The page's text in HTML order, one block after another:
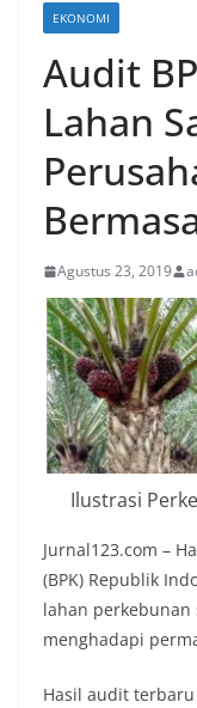
EKONOMI
Audit
Lahan
Agustus 23, 2019
Ilustrasi
Jurnal123.com –
(BPK) Republik
lahan
menghadapi
Hasil audit terbaru